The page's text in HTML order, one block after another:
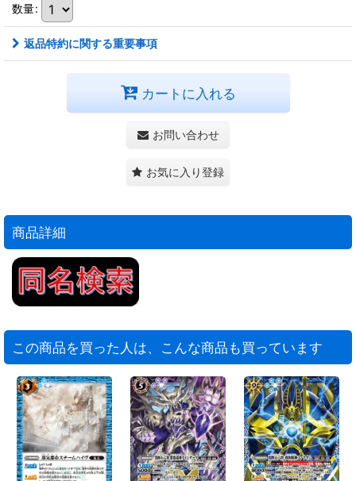
数量:
返品特約に関する重要事項
カートに入れる
お問い合わせ
お気に入り登録
商品詳細
この商品を買った人は、こんな商品も買っています